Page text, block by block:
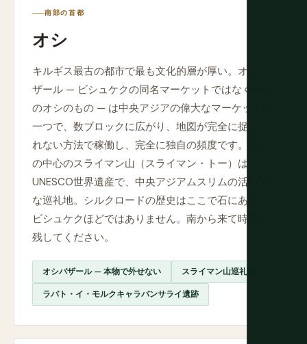
南部の首都
オシ
キルギス最古の都市で最も文化的層が厚い。オシバ
ザール — ビシュケクの同名マーケットではなく本物
のオシのもの — は中央アジアの偉大なマーケットの
一つで、数ブロックに広がり、地図が完全に捉えら
れない方法で稼働し、完全に独自の頻度です。都市
の中心のスライマン山（スライマン・トー）は
UNESCO世界遺産で、中央アジアムスリムの活動的
な巡礼地。シルクロードの歴史はここで石にあり、
ビシュケクほどではありません。南から来て時間を
残してください。
オシバザール — 本物で外せない スライマン山巡礼地
ラバト・イ・モルクキャラバンサライ遺跡